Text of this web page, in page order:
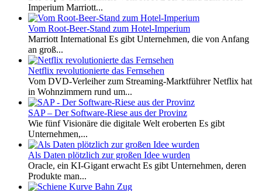
Imperium Marriott...
Vom Root-Beer-Stand zum Hotel-Imperium
Marriott International Es gibt Unternehmen, die von Anfang
an groß...
Netflix revolutionierte das Fernsehen
Vom DVD-Verleiher zum Streaming-Marktführer Netflix hat
in Wohnzimmern rund um...
SAP – Der Software-Riese aus der Provinz
Wie fünf Visionäre die digitale Welt eroberten Es gibt
Unternehmen,...
Als Daten plötzlich zur großen Idee wurden
Oracle, ein KI-Gigant erwacht Es gibt Unternehmen, deren
Produkte man...